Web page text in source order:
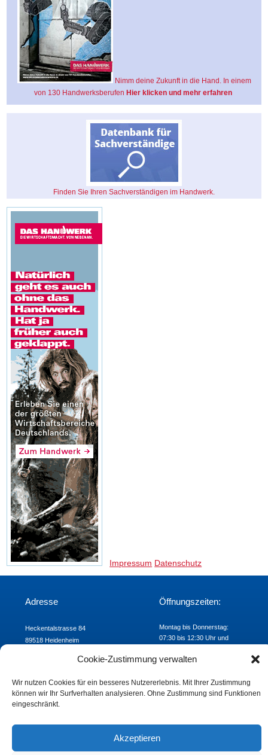
Cookie-Zustimmung verwalten
Wir nutzen Cookies für ein besseres Nutzererlebnis. Mit Ihrer Zustimmung
können wir Ihr Surfverhalten analysieren. Ohne Zustimmung sind Funktionen
eingeschränkt.
Akzeptieren
Nimm deine Zukunft in die Hand. In einem
von 130 Handwerksberufen Hier klicken und mehr erfahren
Finden Sie Ihren Sachverständigen im Handwerk.
Impressum Datenschutz
Adresse
Heckentalstrasse 84
89518 Heidenheim
Fax: 07321/9824-24
Öffnungszeiten:
Montag bis Donnerstag:
07:30 bis 12:30 Uhr und